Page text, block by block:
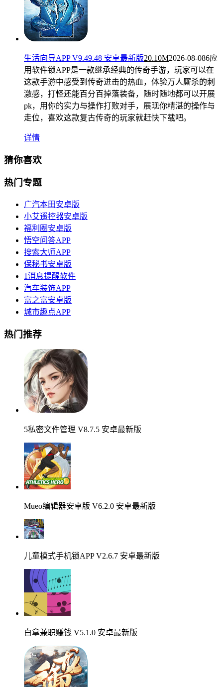
生活向导APP V9.49.48 安卓最新版20.10M2026-08-086应
用软件锁APP是一款继承经典的传奇手游，玩家可以在
这款手游中感受到传奇进击的热血，体验万人厮杀的刺
激感，打怪还能百分百掉落装备，随时随地都可以开展
pk，用你的实力与操作打败对手，展现你精湛的操作与
走位，喜欢这款复古传奇的玩家就赶快下载吧。
详情
猜你喜欢
热门专题
广汽本田安卓版
小艾遥控器安卓版
福利圈安卓版
悟空问答APP
搜索大师APP
保秘书安卓版
1消息提醒软件
汽车装饰APP
富之富安卓版
城市趣点APP
热门推荐
5私密文件管理 V8.7.5 安卓最新版
Mueo编辑器安卓版 V6.2.0 安卓最新版
儿童模式手机锁APP V2.6.7 安卓最新版
白拿兼职赚钱 V5.1.0 安卓最新版